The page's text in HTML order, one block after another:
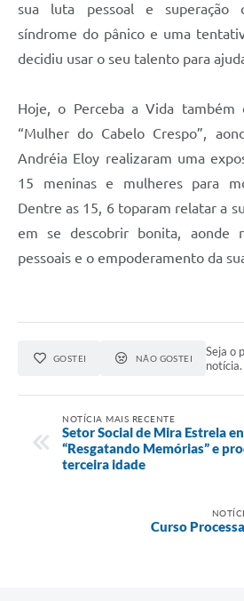
sua luta pessoal e superação
síndrome do pânico e uma
decidiu usar o seu talento para
Hoje, o Perceba a Vida
“Mulher do Cabelo Crespo”,
Andréia Eloy realizaram uma
15 meninas e mulheres para
Dentre as 15, 6 toparam relatar a
em se descobrir bonita, aonde
pessoais e o empoderamento da
GOSTEI NÃO GOSTEI
Seja o
notícia.
NOTÍCIA MAIS RECENTE
Setor Social de Mira Estrela
“Resgatando Memórias” e
terceira idade
Curso